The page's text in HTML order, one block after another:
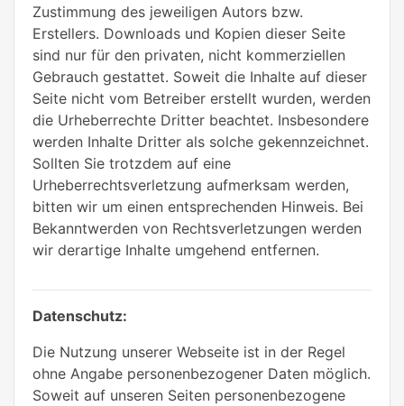
Zustimmung des jeweiligen Autors bzw.
Erstellers. Downloads und Kopien dieser Seite
sind nur für den privaten, nicht kommerziellen
Gebrauch gestattet. Soweit die Inhalte auf dieser
Seite nicht vom Betreiber erstellt wurden, werden
die Urheberrechte Dritter beachtet. Insbesondere
werden Inhalte Dritter als solche gekennzeichnet.
Sollten Sie trotzdem auf eine
Urheberrechtsverletzung aufmerksam werden,
bitten wir um einen entsprechenden Hinweis. Bei
Bekanntwerden von Rechtsverletzungen werden
wir derartige Inhalte umgehend entfernen.
Datenschutz:
Die Nutzung unserer Webseite ist in der Regel
ohne Angabe personenbezogener Daten möglich.
Soweit auf unseren Seiten personenbezogene